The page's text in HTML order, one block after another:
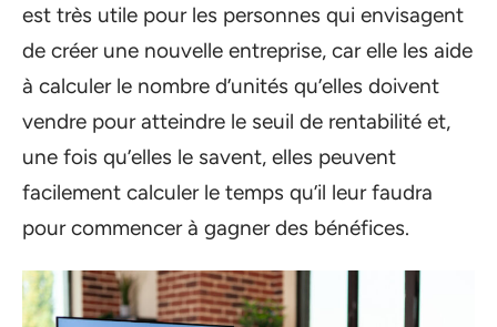
est très utile pour les personnes qui envisagent
de créer une nouvelle entreprise, car elle les aide
à calculer le nombre d’unités qu’elles doivent
vendre pour atteindre le seuil de rentabilité et,
une fois qu’elles le savent, elles peuvent
facilement calculer le temps qu’il leur faudra
pour commencer à gagner des bénéfices.